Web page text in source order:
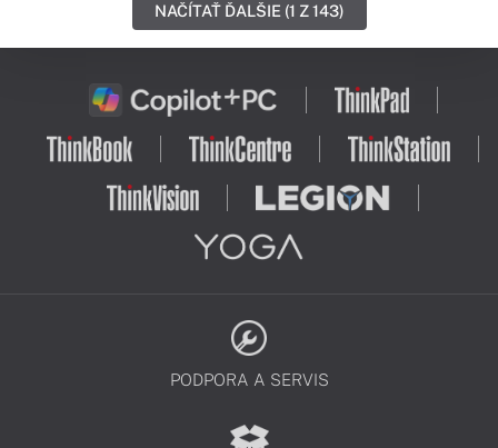
NAČÍTAŤ ĎALŠIE (1 Z 143)
PODPORA A SERVIS